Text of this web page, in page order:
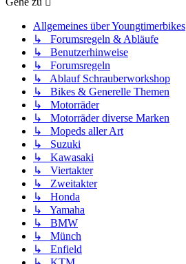
Allgemeines über Youngtimerbikes
↳ Forumsregeln & Abläufe
↳ Benutzerhinweise
↳ Forumsregeln
↳ Ablauf Schrauberworkshop
↳ Bikes & Generelle Themen
↳ Motorräder
↳ Motorräder diverse Marken
↳ Mopeds aller Art
↳ Suzuki
↳ Kawasaki
↳ Viertakter
↳ Zweitakter
↳ Honda
↳ Yamaha
↳ BMW
↳ Münch
↳ Enfield